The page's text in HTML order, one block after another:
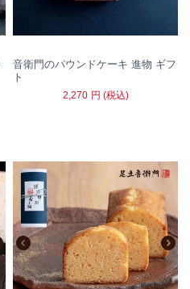
音衛門のパウンドケーキ 進物 ギフ
ト
2,270 円 (税込)